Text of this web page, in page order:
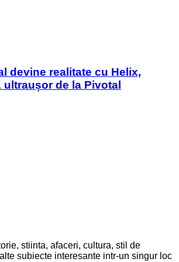
devine realitate cu Helix,
de la Pivotal
stiinta, afaceri, cultura, stil de
subiecte interesante intr-un singur loc